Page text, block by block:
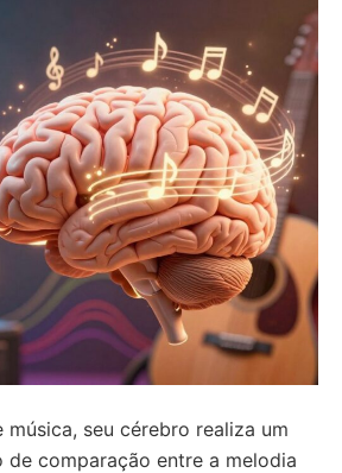
música, seu cérebro realiza um
comparação entre a melodia